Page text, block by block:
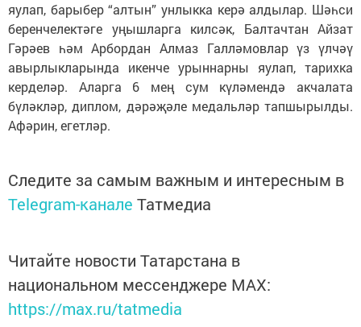
яулап, барыбер “алтын” унлыкка керә алдылар. Шәһси
беренчелектәге уңышларга килсәк, Балтачтан Айзат
Гәрәев һәм Арбордан Алмаз Галләмовлар үз үлчәү
авырлыкларында икенче урыннарны яулап, тарихка
керделәр. Аларга 6 мең сум күләмендә акчалата
бүләкләр, диплом, дәрәҗәле медальләр тапшырылды.
Афәрин, егетләр.
Следите за самым важным и интересным в
Telegram-канале Татмедиа
Читайте новости Татарстана в
национальном мессенджере MАХ:
https://max.ru/tatmedia